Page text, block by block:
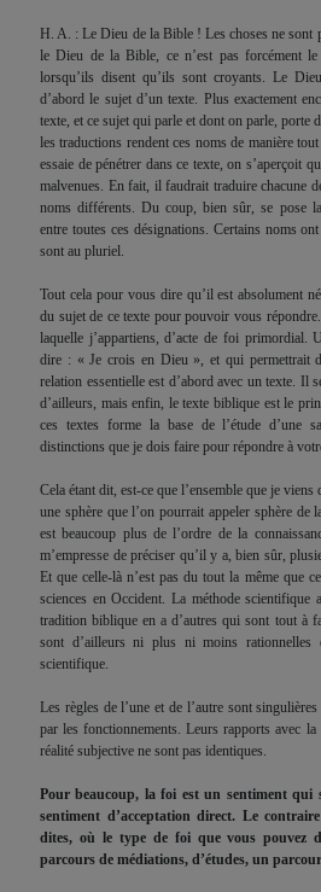
H. A. : Le Dieu de la Bible ! Les choses ne sont
le Dieu de la Bible, ce n’est pas forcément
lorsqu’ils disent qu’ils sont croyants. Le
d’abord le sujet d’un texte. Plus exactement
texte, et ce sujet qui parle et dont on parle, porte
les traductions rendent ces noms de manière
essaie de pénétrer dans ce texte, on s’aperçoit
malvenues. En fait, il faudrait traduire chacune
noms différents. Du coup, bien sûr, se pose
entre toutes ces désignations. Certains noms
sont au pluriel.
Tout cela pour vous dire qu’il est absolument
du sujet de ce texte pour pouvoir vous
laquelle j’appartiens, d’acte de foi primordial.
dire : « Je crois en Dieu », et qui permettrait
relation essentielle est d’abord avec un texte. Il
d’ailleurs, mais enfin, le texte biblique est le
ces textes forme la base de l’étude d’une
distinctions que je dois faire pour répondre à
Cela étant dit, est-ce que l’ensemble que je
une sphère que l’on pourrait appeler sphère de
est beaucoup plus de l’ordre de la
m’empresse de préciser qu’il y a, bien sûr,
Et que celle-là n’est pas du tout la même que
sciences en Occident. La méthode
tradition biblique en a d’autres qui sont tout à
sont d’ailleurs ni plus ni moins rationnelles
scientifique.
Les règles de l’une et de l’autre sont
par les fonctionnements. Leurs rapports avec
réalité subjective ne sont pas identiques.
Pour beaucoup, la foi est un sentiment qui
sentiment d’acceptation direct. Le
dites, où le type de foi que vous pouvez
parcours de médiations, d’études, un